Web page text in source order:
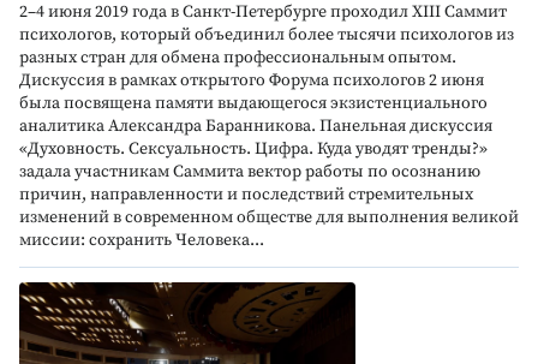
2–4 июня 2019 года в Санкт-Петербурге проходил XIII Саммит
психологов, который объединил более тысячи психологов из
разных стран для обмена профессиональным опытом.
Дискуссия в рамках открытого Форума психологов 2 июня
была посвящена памяти выдающегося экзистенциального
аналитика Александра Баранникова. Панельная дискуссия
«Духовность. Сексуальность. Цифра. Куда уводят тренды?»
задала участникам Саммита вектор работы по осознанию
причин, направленности и последствий стремительных
изменений в современном обществе для выполнения великой
миссии: сохранить Человека...